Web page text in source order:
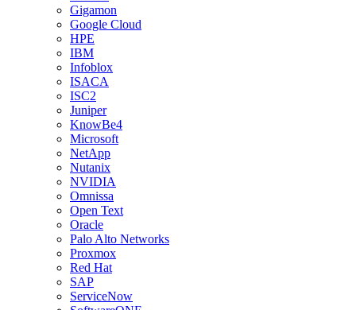
Gigamon
Google Cloud
HPE
IBM
Infoblox
ISACA
ISC2
Juniper
KnowBe4
Microsoft
NetApp
Nutanix
NVIDIA
Omnissa
Open Text
Oracle
Palo Alto Networks
Proxmox
Red Hat
SAP
ServiceNow